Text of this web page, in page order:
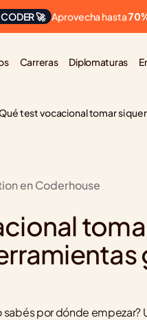
🚀 Aprovecha hasta
Carreras Diplomaturas
test vocacional tomar si
en Coderhouse
por dónde